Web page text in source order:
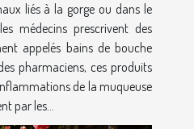
liés à la gorge ou dans le
médecins prescrivent des
appelés bains de bouche
pharmaciens, ces produits
de la muqueuse
par les...